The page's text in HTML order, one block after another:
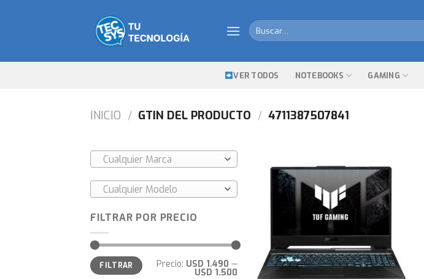
Buscar
por:
VER TODOS NOTEBOOKS GAMING
INICIO / GTIN DEL PRODUCTO / 4711387507841
Cualquier Marca
Cualquier Modelo
FILTRAR POR PRECIO
Precio
mínimo
Precio
máximo
FILTRAR Precio: USD 1.490 —
USD 1.500